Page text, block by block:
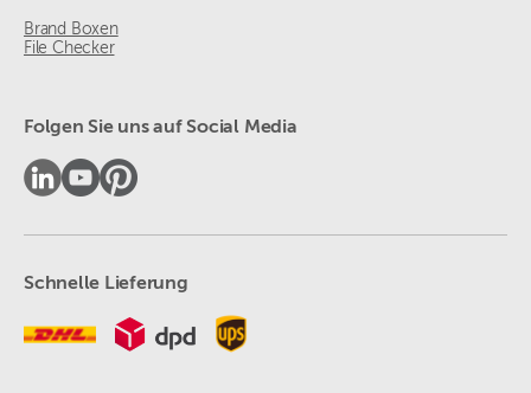
Brand Boxen
File Checker
Folgen Sie uns auf Social Media
Schnelle Lieferung